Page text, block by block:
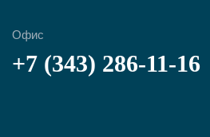
Офис
+7 (343) 286-11-16